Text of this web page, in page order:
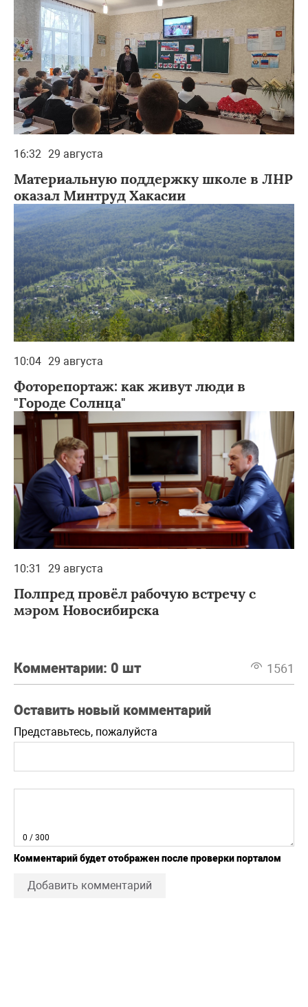
16:32 29 августа
Материальную поддержку школе в ЛНР
оказал Минтруд Хакасии
10:04 29 августа
Фоторепортаж: как живут люди в
"Городе Солнца"
10:31 29 августа
Полпред провёл рабочую встречу с
мэром Новосибирска
Комментарии: 0 шт 1561
Оставить новый комментарий
Представьтесь, пожалуйста
0 / 300
Комментарий будет отображен после проверки порталом
Добавить комментарий